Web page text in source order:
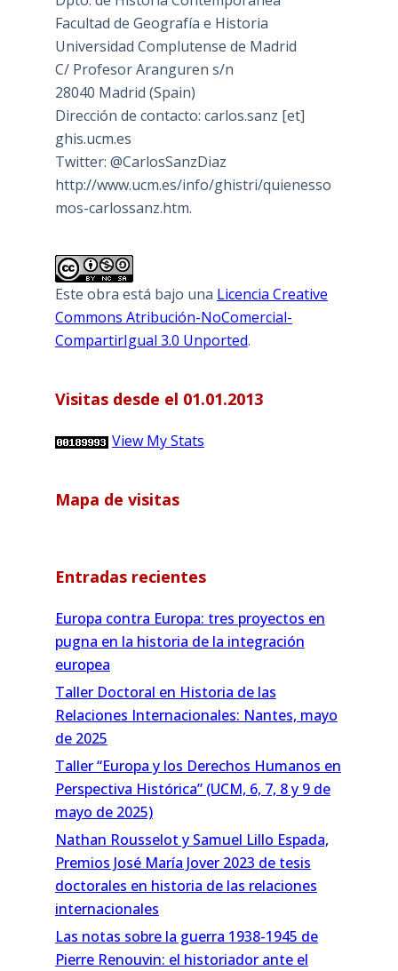
Facultad de Geografía e Historia
Universidad Complutense de Madrid
C/ Profesor Aranguren s/n
28040 Madrid (Spain)
Dirección de contacto: carlos.sanz [et]
ghis.ucm.es
Twitter: @CarlosSanzDiaz
http://www.ucm.es/info/ghistri/quienesso
mos-carlossanz.htm.
Este obra está bajo una Licencia Creative
Commons Atribución-NoComercial-
CompartirIgual 3.0 Unported.
Visitas desde el 01.01.2013
View My Stats
Mapa de visitas
Entradas recientes
Europa contra Europa: tres proyectos en
pugna en la historia de la integración
europea
Taller Doctoral en Historia de las
Relaciones Internacionales: Nantes, mayo
de 2025
Taller “Europa y los Derechos Humanos en
Perspectiva Histórica” (UCM, 6, 7, 8 y 9 de
mayo de 2025)
Nathan Rousselot y Samuel Lillo Espada,
Premios José María Jover 2023 de tesis
doctorales en historia de las relaciones
internacionales
Las notas sobre la guerra 1938-1945 de
Pierre Renouvin: el historiador ante el